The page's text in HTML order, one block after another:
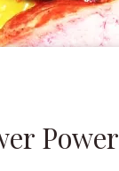
Power